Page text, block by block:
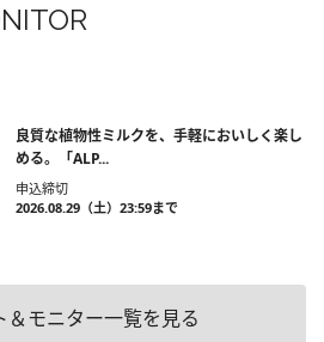
良質な植物性ミルクを、手軽においしく楽し
める。「ALP...
申込締切
2026.08.29（土）23:59まで
＆モニター一覧を見る